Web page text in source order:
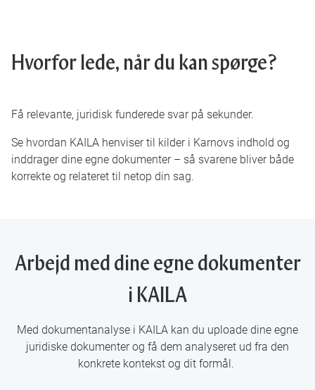
Hvorfor lede, når du kan spørge?
Få relevante, juridisk funderede svar på sekunder.
Se hvordan KAILA henviser til kilder i Karnovs indhold og
inddrager dine egne dokumenter – så svarene bliver både
korrekte og relateret til netop din sag.
Arbejd med dine egne dokumenter
i KAILA
Med dokumentanalyse i KAILA kan du uploade dine egne
juridiske dokumenter og få dem analyseret ud fra den
konkrete kontekst og dit formål.